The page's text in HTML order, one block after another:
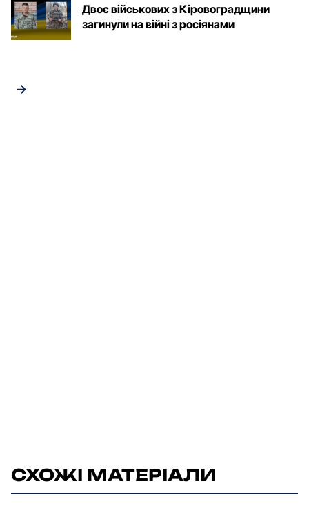
Двоє військових з Кіровоградщини
загинули на війні з росіянами
СХОЖІ МАТЕРІАЛИ